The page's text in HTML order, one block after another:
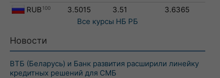
RUB 100 3.5015 3.51
3.6365
Все курсы НБ РБ
Новости
ВТБ (Беларусь) и Банк развития расширили линейку
кредитных решений для СМБ